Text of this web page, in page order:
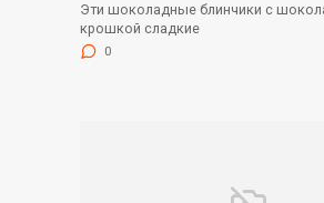
Эти шоколадные блинчики с
крошкой сладкие
0